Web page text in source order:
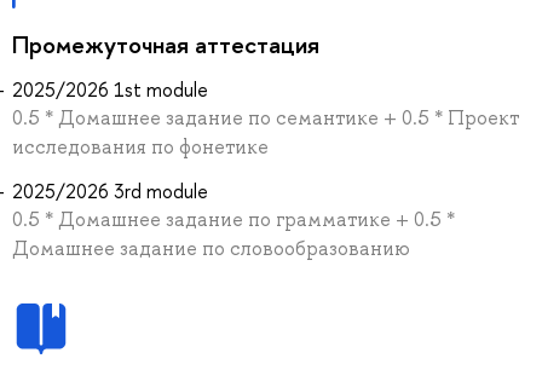
Промежуточная аттестация
2025/2026 1st module
0.5 * Домашнее задание по семантике + 0.5 * Проект
исследования по фонетике
2025/2026 3rd module
0.5 * Домашнее задание по грамматике + 0.5 *
Домашнее задание по словообразованию